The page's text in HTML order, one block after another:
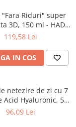
"Fara Riduri" super
3D, 150 ml - HADA
TOKYO LIFT
119,58 Lei
IN COS
netezire de zi cu 7
Hyaluronic, 50
LABO TOKYO
96,09 Lei